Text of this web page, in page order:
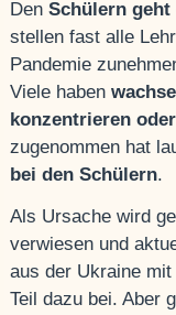
DenSchülern geht
stellen fast alle
Pandemie
Viele haben
konzentrieren
zugenommen hat
bei den Schülern.
Als Ursache wird
verwiesen und
aus der Ukraine
Teil dazu bei. Aber